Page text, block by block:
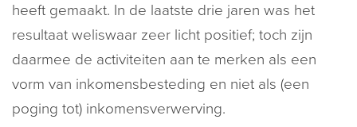
heeft gemaakt. In de laatste drie jaren was het
resultaat weliswaar zeer licht positief; toch zijn
daarmee de activiteiten aan te merken als een
vorm van inkomensbesteding en niet als (een
poging tot) inkomensverwerving.